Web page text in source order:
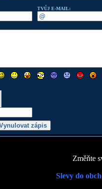
TVŮJ E-MAIL:
Změňte
Slevy do